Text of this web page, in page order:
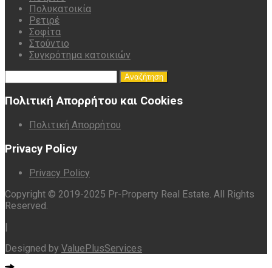
Πολυκατοικία
Ρετιρέ
Σοφίτα
Στούντιο
Συγκρότημα κατοικιών
για:
Πολιτική Απορρήτου και Cookies
Πολιτική Απορρήτου
Privacy Policy
Privacy Policy
Copyright © 2019-2025 Pr-Property Real Estate. All Rights
Reserved.
|
Designed by ValuePlusServices